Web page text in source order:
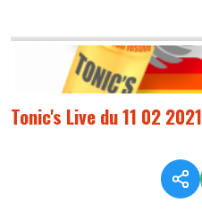
Tonic's Live du 11 02 2021